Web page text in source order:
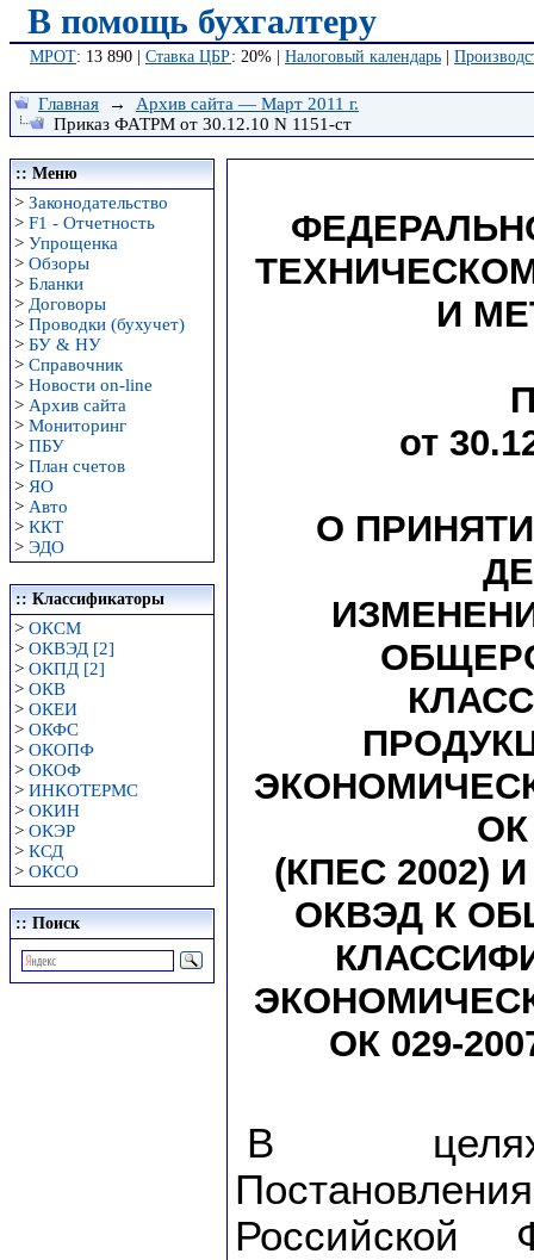
В помощь бухгалтеру
МРОТ: 13 890 | Ставка ЦБР: 20% | Налоговый календарь
Главная → Архив сайта — Март 2011 г.
Приказ ФАТРМ от 30.12.10 N 1151-ст
:: Меню
> Законодательство
> F1 - Отчетность
> Упрощенка
> Обзоры
> Бланки
> Договоры
> Проводки (бухучет)
> БУ & НУ
> Справочник
> Новости on-line
> Архив сайта
> Мониторинг
> ПБУ
> План счетов
> ЯО
> Авто
> ККТ
> ЭДО
:: Классификаторы
> ОКСМ
> ОКВЭД [2]
> ОКПД [2]
> ОКВ
> ОКЕИ
> ОКФС
> ОКОПФ
> ОКОФ
> ИНКОТЕРМС
> ОКИН
> ОКЭР
> КСД
> ОКСО
:: Поиск
И
от
О
ОК
(КПЕС 2002)
ОКВЭД К
ОК 029-
В целях